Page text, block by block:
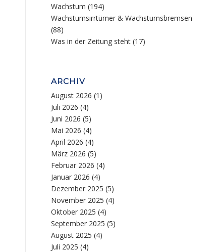
Wachstum (194)
Wachstumsirrtümer & Wachstumsbremsen
(88)
Was in der Zeitung steht (17)
ARCHIV
August 2026 (1)
Juli 2026 (4)
Juni 2026 (5)
Mai 2026 (4)
April 2026 (4)
März 2026 (5)
Februar 2026 (4)
Januar 2026 (4)
Dezember 2025 (5)
November 2025 (4)
Oktober 2025 (4)
September 2025 (5)
August 2025 (4)
Juli 2025 (4)